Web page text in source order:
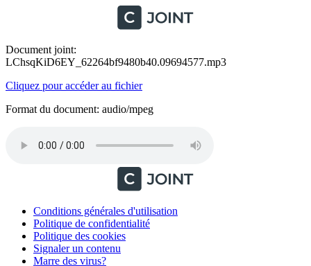
Document joint:
LChsqKiD6EY_62264bf9480b40.09694577.mp3
Cliquez pour accéder au fichier
Format du document: audio/mpeg
Conditions générales d'utilisation
Politique de confidentialité
Politique des cookies
Signaler un contenu
Marre des virus?